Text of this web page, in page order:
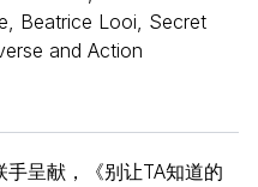
Beatrice Looi, Secret
and Action
呈献，《别让TA知道的